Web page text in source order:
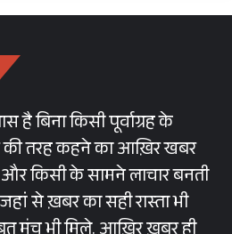
है बिना किसी पूर्वाग्रह के
तरह कहने का आख़िर खबर
किसी के सामने लाचार बनती
से ख़बर का सही रास्ता भी